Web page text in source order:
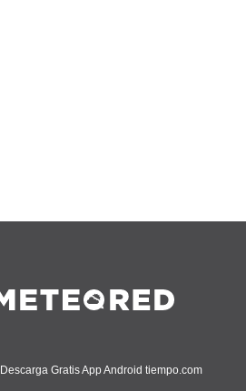
Descarga Gratis App Android tiempo.com